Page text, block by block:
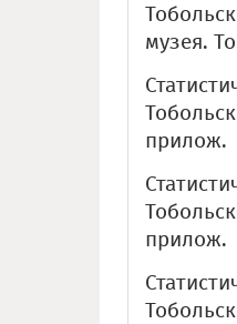
музея.
прилож.
прилож.